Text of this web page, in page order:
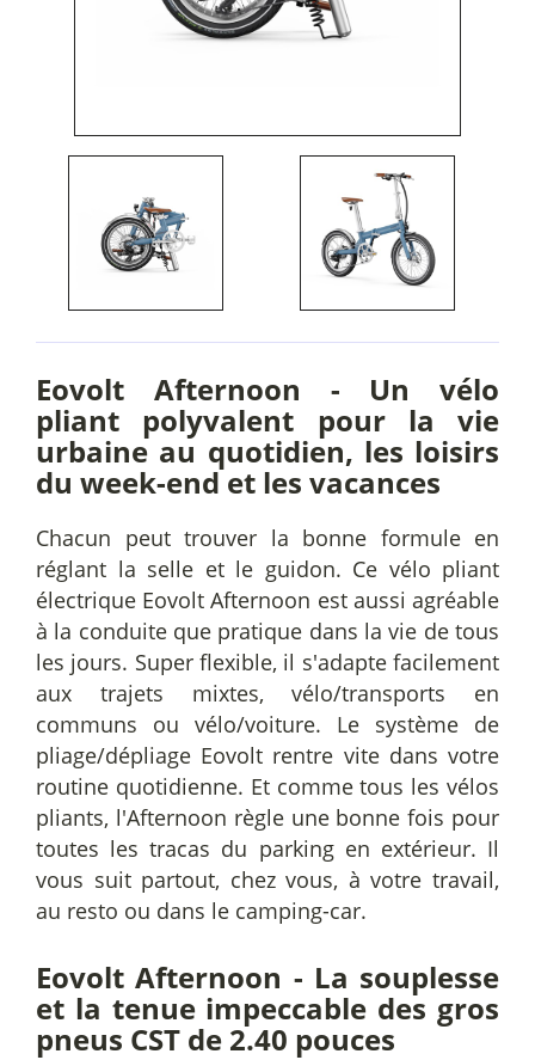
Eovolt Afternoon - Un vélo
pliant polyvalent pour la vie
urbaine au quotidien, les loisirs
du week-end et les vacances
Chacun peut trouver la bonne formule en
réglant la selle et le guidon. Ce vélo pliant
électrique Eovolt Afternoon est aussi agréable
à la conduite que pratique dans la vie de tous
les jours. Super flexible, il s'adapte facilement
aux trajets mixtes, vélo/transports en
communs ou vélo/voiture. Le système de
pliage/dépliage Eovolt rentre vite dans votre
routine quotidienne. Et comme tous les vélos
pliants, l'Afternoon règle une bonne fois pour
toutes les tracas du parking en extérieur. Il
vous suit partout, chez vous, à votre travail,
au resto ou dans le camping-car.
Eovolt Afternoon - La souplesse
et la tenue impeccable des gros
pneus CST de 2.40 pouces